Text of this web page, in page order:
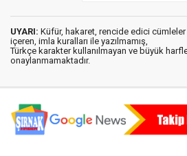
UYARI: Küfür, hakaret, rencide edici cümleler
içeren, imla kuralları ile yazılmamış,
Türkçe karakter kullanılmayan ve büyük
onaylanmamaktadır.